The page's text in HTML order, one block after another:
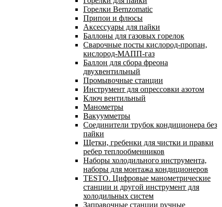
Горелки Bernzomatic
Припои и флюсы
Аксессуары для пайки
Баллоны для газовых горелок
Сварочные посты кислород-пропан,
кислород-МАПП-газ
Баллон для сбора фреона
двухвентильный
Промывочные станции
Инструмент для опрессовки азотом
Ключ вентильный
Манометры
Вакуумметры
Соединители трубок кондиционера без
пайки
Щетки, гребенки для чистки и правки
ребер теплообменников
Наборы холодильного инструмента,
наборы для монтажа кондиционеров
TESTO. Цифровые манометрические
станции и другой инструмент для
холодильных систем
Заправочные станции ручные